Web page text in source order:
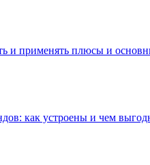
и применять плюсы и
как устроены и чем